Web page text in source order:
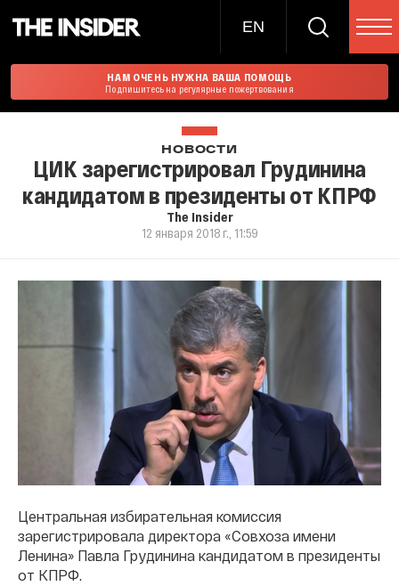
EN
НАМ ОЧЕНЬ НУЖНА ВАША ПОМОЩЬ
Подпишитесь на регулярные пожертвования
НОВОСТИ
ЦИК зарегистрировал Грудинина
кандидатом в президенты от КПРФ
The Insider
12 января 2018 г., 11:59
Центральная избирательная комиссия
зарегистрировала директора «Совхоза имени
Ленина» Павла Грудинина кандидатом в президенты
от КПРФ.